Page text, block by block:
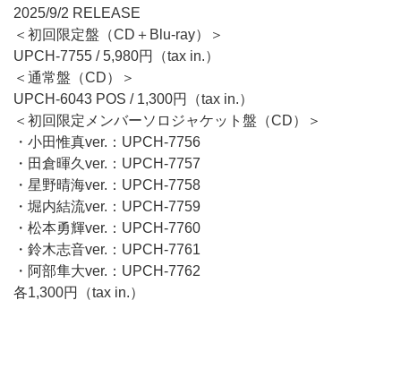
2025/9/2 RELEASE
＜初回限定盤（CD＋Blu-ray）＞
UPCH-7755 / 5,980円（tax in.）
＜通常盤（CD）＞
UPCH-6043 POS / 1,300円（tax in.）
＜初回限定メンバーソロジャケット盤（CD）＞
・小田惟真ver.：UPCH-7756
・田倉暉久ver.：UPCH-7757
・星野晴海ver.：UPCH-7758
・堀内結流ver.：UPCH-7759
・松本勇輝ver.：UPCH-7760
・鈴木志音ver.：UPCH-7761
・阿部隼大ver.：UPCH-7762
各1,300円（tax in.）